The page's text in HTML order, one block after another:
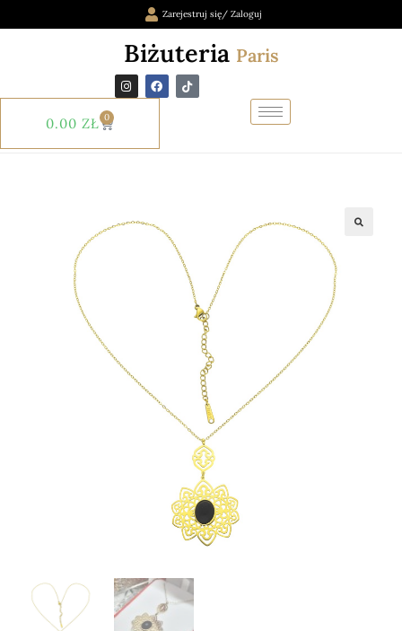
Zarejestruj się/ Zaloguj
Biżuteria Paris
0.00 ZŁ 0